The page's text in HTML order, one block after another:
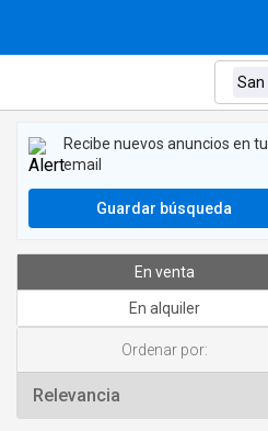
Recibe nuevos anuncios en tu
email
Guardar búsqueda
En venta
En alquiler
Ordenar por: